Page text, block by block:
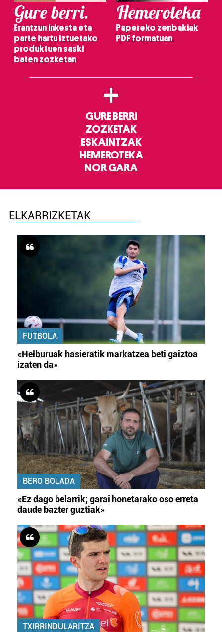
Gure berri.
Erantzun inkesta eta
parte hartu Iztuetako
produktuen saski
baten zozketan
Hemeroteka
Papereko zenbakiak
PDF formatuan
+
GURE BERRI
ZOZKETAK
ESKAINTZAK
HEMEROTEKA
NOR GARA
ELKARRIZKETAK
FUTBOLA
«Helburuak hasieratik markatzea beti gaiztoa
izaten da»
BERO BOLADA
«Ez dago belarrik; garai honetarako oso erreta
daude bazter guztiak»
TXIRRINDULARITZA